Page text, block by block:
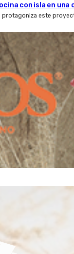
con isla en una
protagoniza este